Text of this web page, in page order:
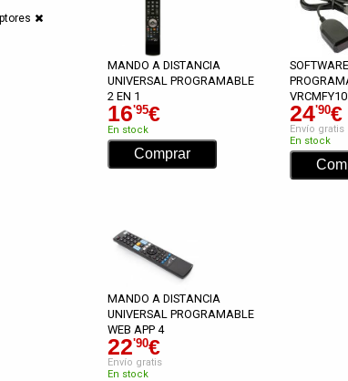
MANDO A DISTANCIA
UNIVERSAL PROGRAMABLE
2 EN 1
16'95€
En stock
24'90€
Envío gratis
En stock
MANDO A DISTANCIA
UNIVERSAL PROGRAMABLE
WEB APP 4
22'90€
Envío gratis
En stock